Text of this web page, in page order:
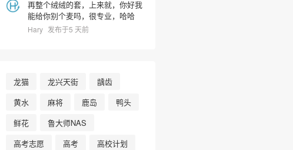
再整个绒绒的套，上来就，你好我
能给你别个麦吗，很专业，哈哈
Hary 发布于5 天前
龙猫 龙兴天街
龋齿
黄水
麻将 鹿岛
鸭头
鲜花
鲁大师NAS
高考志愿
高考
高校计划